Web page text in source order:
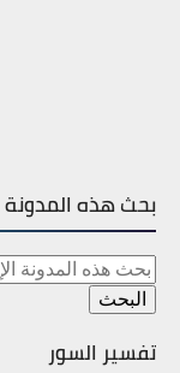
بحث هذه المدونة
تفسير السور